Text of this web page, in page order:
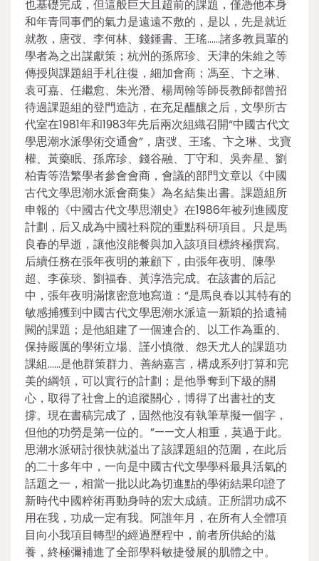
也基礎完成，但這般巨大且超前的課題，僅憑他本身
和年青同事們的氣力是遠遠不敷的，是以，先是就近
就教，唐弢、李何林、錢鍾書、王瑤……諸多教員輩的
學者為之出謀獻策；杭州的孫席珍、天津的朱維之等
傳授與課題組手札往復，細加會商；馮至、卞之琳、
袁可嘉、任繼愈、朱光潛、楊周翰等師長教師都曾招
待過課題組的登門造訪，在充足醞釀之后，文學所古
代室在1981年和1983年先后兩次組織召開“中國古代文
學思潮水派學術交通會”，唐弢、王瑤、卞之琳、戈寶
權、黃藥眠、孫席珍、錢谷融、丁守和、吳奔星、劉
柏青等浩繁學者參會會商，會議的部門文章以《中國
古代文學思潮水派會商集》為名結集出書。課題組所
申報的《中國古代文學思潮史》在1986年被列進國度
計劃，后又成為中國社科院的重點科研項目。只是馬
良春的早逝，讓他沒能餐與加入該項目標終極撰寫。
后續任務在張年夜明的兼顧下，由張年夜明、陳學
超、李葆琰、劉福春、黃淳浩完成。在該書的后記
中，張年夜明滿懷密意地寫道：“是馬良春以其特有的
敏感捕獲到中國古代文學思潮水派這一新穎的拾遺補
闕的課題；是他組建了一個連合的、以工作為重的、
保持嚴厲的學術立場、謹小慎微、怨天尤人的課題功
課組……是他群策群力、善納嘉言，構成系列打算和完
美的綱領，可以實行的計劃；是他爭奪到下級的關
心，取得了社會上的追蹤關心，博得了出書社的支
撐。現在書稿完成了，固然他沒有執筆草擬一個字，
但他的功勞是第一位的。”——文人相重，莫過于此。
思潮水派研討很快就溢出了該課題組的范圍，在此后
的二十多年中，一向是中國古代文學學科最具活氣的
話題之一，相當一批以此為切進點的學術結果印證了
新時代中國粹術再動身時的宏大成績。正所謂功成不
用在我，功成一定有我。阿誰年月，在所有人全體項
目向小我項目轉型的經過歷程中，前者所供給的滋
養，終極彌補進了全部學科敏捷發展的肌體之中。